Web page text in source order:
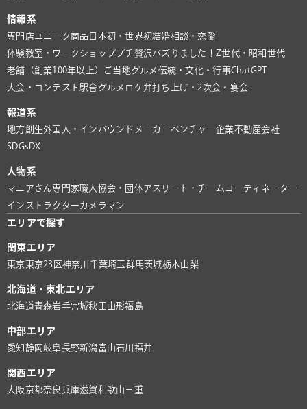
情報系
専門店ユニーク商品 日本初・世界初結婚相談・恋愛
体験教室・ワークショッププチ贅沢バズりました！ Z世代・昭和世代
老舗（創業100年以上）
ご当地グルメ 伝統・文化・行事ChatGPT
大会・コンテスト 駅舎グルメ ロケ弁打ち上げ・2次会・宴会
報道系
地方創生外国人・インバウンド メーカー ベンチャー企業不動産会社
SDGs DX
人物系
マニアさん専門家 職人 協会・団体アスリート・チーム コーディネーター
インストラクターカメラマン
エリアで探す
関東エリア
東京 東京23区神奈川 千葉埼玉群馬茨城栃木山梨
北海道・東北エリア
北海道青森岩手宮城秋田 山形福島
中部エリア
愛知 静岡 岐阜長野新潟富山石川 福井
関西エリア
大阪京都奈良兵庫滋賀和歌山 三重